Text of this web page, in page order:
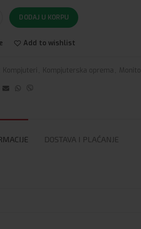
DODAJ U KORPU
Add to wishlist
Kompjuteri , Kompjuterska oprema ,
DOSTAVA I PLAĆANJE